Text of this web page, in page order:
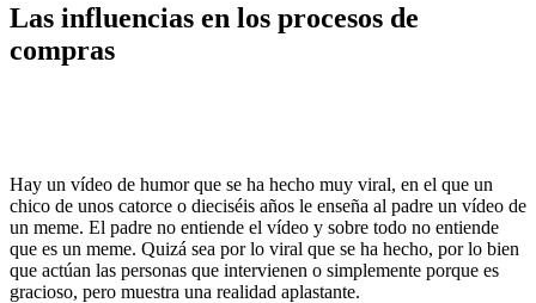
Las influencias en los procesos de
compras
Hay un vídeo de humor que se ha hecho muy viral, en el que un
chico de unos catorce o dieciséis años le enseña al padre un vídeo de
un meme. El padre no entiende el vídeo y sobre todo no entiende
que es un meme. Quizá sea por lo viral que se ha hecho, por lo bien
que actúan las personas que intervienen o simplemente porque es
gracioso, pero muestra una realidad aplastante.